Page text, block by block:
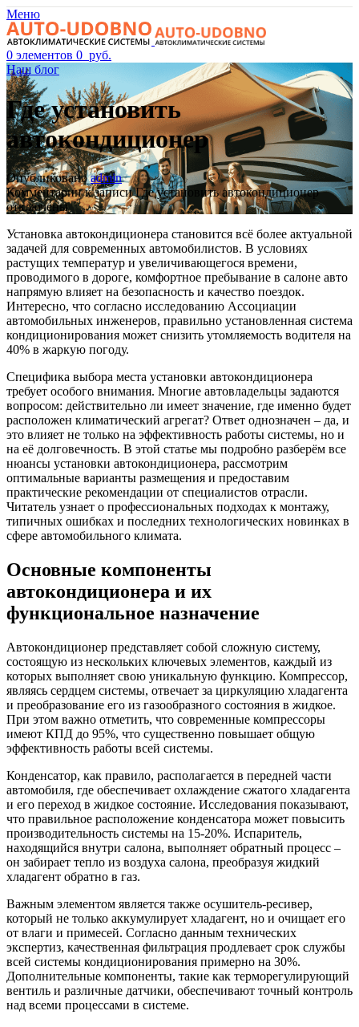
Меню
0 элементов 0 руб.
Наш блог
Где установить
автокондиционер
Опубликовано admin
Комментариик записи Где установить автокондиционер
отключены
Установка автокондиционера становится всё более актуальной
задачей для современных автомобилистов. В условиях
растущих температур и увеличивающегося времени,
проводимого в дороге, комфортное пребывание в салоне авто
напрямую влияет на безопасность и качество поездок.
Интересно, что согласно исследованию Ассоциации
автомобильных инженеров, правильно установленная система
кондиционирования может снизить утомляемость водителя на
40% в жаркую погоду.
Специфика выбора места установки автокондиционера
требует особого внимания. Многие автовладельцы задаются
вопросом: действительно ли имеет значение, где именно будет
расположен климатический агрегат? Ответ однозначен – да, и
это влияет не только на эффективность работы системы, но и
на её долговечность. В этой статье мы подробно разберём все
нюансы установки автокондиционера, рассмотрим
оптимальные варианты размещения и предоставим
практические рекомендации от специалистов отрасли.
Читатель узнает о профессиональных подходах к монтажу,
типичных ошибках и последних технологических новинках в
сфере автомобильного климата.
Основные компоненты
автокондиционера и их
функциональное назначение
Автокондиционер представляет собой сложную систему,
состоящую из нескольких ключевых элементов, каждый из
которых выполняет свою уникальную функцию. Компрессор,
являясь сердцем системы, отвечает за циркуляцию хладагента
и преобразование его из газообразного состояния в жидкое.
При этом важно отметить, что современные компрессоры
имеют КПД до 95%, что существенно повышает общую
эффективность работы всей системы.
Конденсатор, как правило, располагается в передней части
автомобиля, где обеспечивает охлаждение сжатого хладагента
и его переход в жидкое состояние. Исследования показывают,
что правильное расположение конденсатора может повысить
производительность системы на 15-20%. Испаритель,
находящийся внутри салона, выполняет обратный процесс –
он забирает тепло из воздуха салона, преобразуя жидкий
хладагент обратно в газ.
Важным элементом является также осушитель-ресивер,
который не только аккумулирует хладагент, но и очищает его
от влаги и примесей. Согласно данным технических
экспертиз, качественная фильтрация продлевает срок службы
всей системы кондиционирования примерно на 30%.
Дополнительные компоненты, такие как терморегулирующий
вентиль и различные датчики, обеспечивают точный контроль
над всеми процессами в системе.